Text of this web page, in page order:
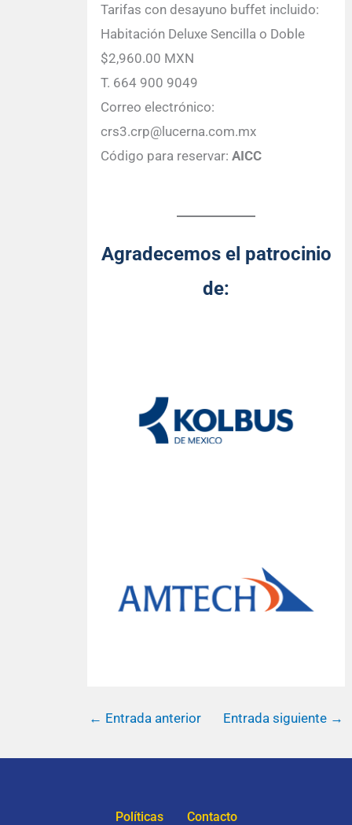
Tarifas con desayuno buffet incluido:
Habitación Deluxe Sencilla o Doble
$2,960.00 MXN
T. 664 900 9049
Correo electrónico:
crs3.crp@lucerna.com.mx
Código para reservar:AICC
Agradecemos el patrocinio
de:
← Entrada anterior Entrada siguiente →
Políticas Contacto